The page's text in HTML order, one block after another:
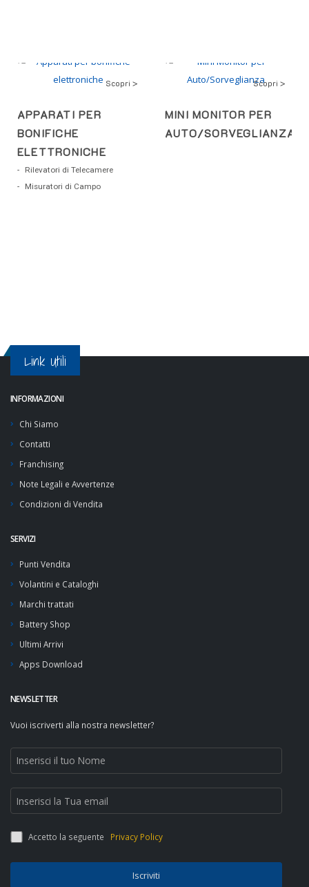
Scopri >
APPARATI PER
BONIFICHE
ELETTRONICHE
Rilevatori di Telecamere
Misuratori di Campo
Scopri >
MINI MONITOR PER
AUTO/SORVEGLIANZA
Link Utili
INFORMAZIONI
Chi Siamo
Contatti
Franchising
Note Legali e Avvertenze
Condizioni di Vendita
SERVIZI
Punti Vendita
Volantini e Cataloghi
Marchi trattati
Battery Shop
Ultimi Arrivi
Apps Download
NEWSLETTER
Vuoi iscriverti alla nostra newsletter?
Accetto la seguente Privacy Policy
Iscriviti